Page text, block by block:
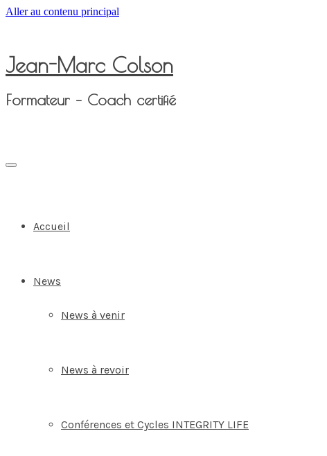
Aller au contenu principal
Jean-Marc Colson
Formateur – Coach certifié
Accueil
News
News à venir
News à revoir
Conférences et Cycles INTEGRITY LIFE